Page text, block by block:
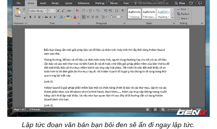
Lập tức đoạn văn bản bạn bôi đen sẽ ẩn đi ngay lập tức.